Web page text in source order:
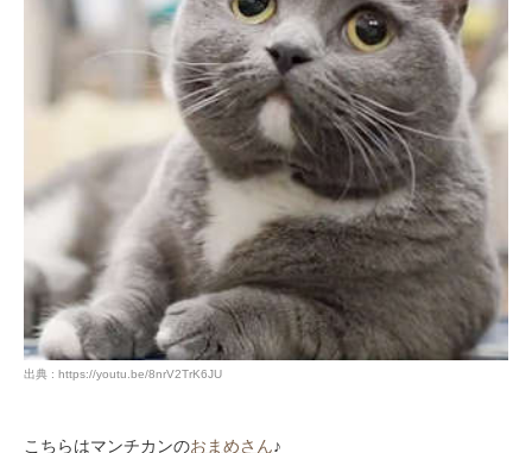
出典 : https://youtu.be/8nrV2TrK6JU
こちらはマンチカンのおまめさん♪